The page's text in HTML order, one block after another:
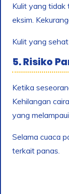
Kulit yang tidak
eksim.
Kulit yang
5. Risiko
Ketika
Kehilangan
yang
Selama cuaca
terkait panas.